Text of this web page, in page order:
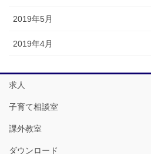
2019年5月
2019年4月
求人
子育て相談室
課外教室
ダウンロード